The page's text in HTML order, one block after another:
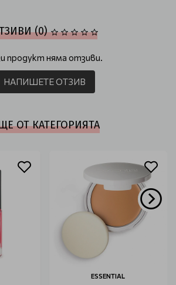
(0)
продукт няма отзиви.
НАПИШЕТЕ ОТЗИВ
ОТ КАТЕГОРИЯТА
ESSENTIAL